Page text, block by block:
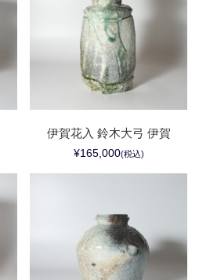
伊賀花入 鈴木大弓 伊賀
¥165,000(税込)